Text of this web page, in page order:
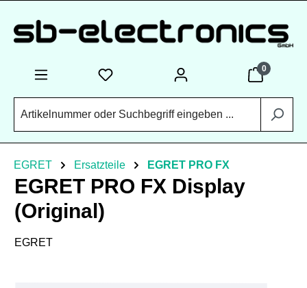
0
EGRET Ersatzteile EGRET PRO FX
EGRET PRO FX Display
(Original)
EGRET